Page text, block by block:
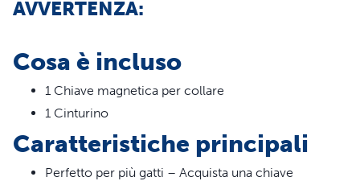
AVVERTENZA:
Leggere l'intero avviso.
Cosa è incluso
1 Chiave magnetica per collare
1 Cinturino
Caratteristiche principali
Perfetto per più gatti – Acquista una chiave